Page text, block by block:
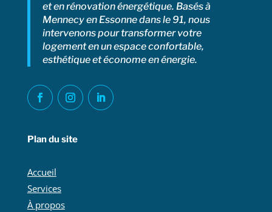
et en rénovation énergétique. Basés à
Mennecy en Essonne dans le 91, nous
intervenons pour transformer votre
logement en un espace confortable,
esthétique et économe en énergie.
Plan du site
Accueil
Services
À propos